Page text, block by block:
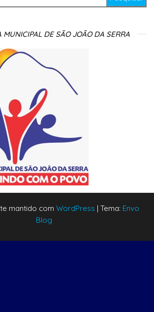
MUNICIPAL DE SÃO JOÃO DA SERRA
mantido com WordPress | Tema: Envo
Blog